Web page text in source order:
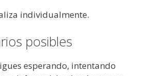
individualmente.
posibles
esperando, intentando